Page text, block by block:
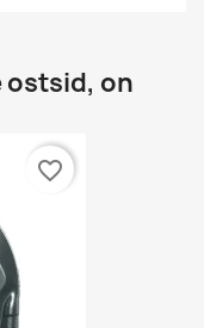
ostsid, on
favorite_border